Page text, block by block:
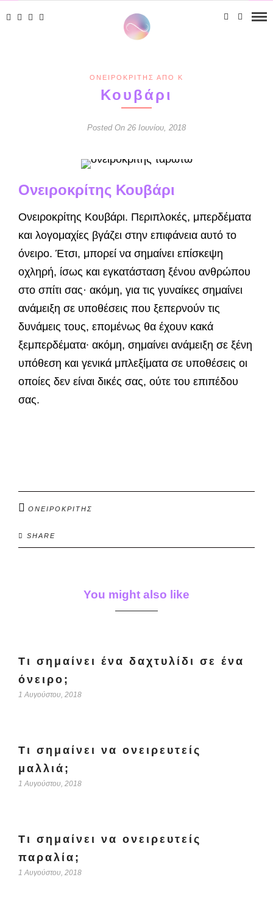
ΟΝΕΙΡΟΚΡΊΤΗΣ ΑΠΌ Κ
Κουβάρι
Posted On 26 Ιουνίου, 2018
Ονειροκρίτης Κουβάρι
Ονειροκρίτης Κουβάρι. Περιπλοκές, μπερδέματα
και λογομα­χίες βγάζει στην επιφάνεια αυτό το
όνειρο. Έτσι, μπορεί να σημαίνει επίσκεψη
οχληρή, ίσως και εγκατάσταση ξένου ανθρώπου
στο σπίτι σας· ακόμη, για τις γυναίκες σημαίνει
ανάμειξη σε υπο­θέσεις που ξεπερνούν τις
δυνάμεις τους, επομένως θα έχουν κακά
ξεμπερδέματα∙ ακόμη, σημαίνει ανάμειξη σε ξένη
υπόθεση και γενικά μπλεξίματα σε υποθέσεις οι
οποίες δεν είναι δικές σας, ούτε του επιπέδου
σας.
ΟΝΕΙΡΟΚΡΙΤΗΣ
SHARE
You might also like
Τι σημαίνει ένα δαχτυλίδι σε ένα
όνειρο;
1 Αυγούστου, 2018
Τι σημαίνει να ονειρευτείς
μαλλιά;
1 Αυγούστου, 2018
Τι σημαίνει να ονειρευτείς
παραλία;
1 Αυγούστου, 2018